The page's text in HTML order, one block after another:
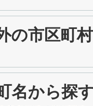
の市区町
名から探